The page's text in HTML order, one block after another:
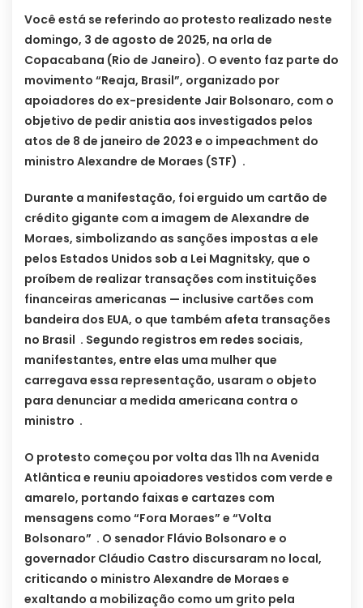
Você está se referindo ao protesto realizado neste
domingo, 3 de agosto de 2025, na orla de
Copacabana (Rio de Janeiro). O evento faz parte do
movimento “Reaja, Brasil”, organizado por
apoiadores do ex-presidente Jair Bolsonaro, com o
objetivo de pedir anistia aos investigados pelos
atos de 8 de janeiro de 2023 e o impeachment do
ministro Alexandre de Moraes (STF) .
Durante a manifestação, foi erguido um cartão de
crédito gigante com a imagem de Alexandre de
Moraes, simbolizando as sanções impostas a ele
pelos Estados Unidos sob a Lei Magnitsky, que o
proíbem de realizar transações com instituições
financeiras americanas — inclusive cartões com
bandeira dos EUA, o que também afeta transações
no Brasil . Segundo registros em redes sociais,
manifestantes, entre elas uma mulher que
carregava essa representação, usaram o objeto
para denunciar a medida americana contra o
ministro .
O protesto começou por volta das 11h na Avenida
Atlântica e reuniu apoiadores vestidos com verde e
amarelo, portando faixas e cartazes com
mensagens como “Fora Moraes” e “Volta
Bolsonaro” . O senador Flávio Bolsonaro e o
governador Cláudio Castro discursaram no local,
criticando o ministro Alexandre de Moraes e
exaltando a mobilização como um grito pela